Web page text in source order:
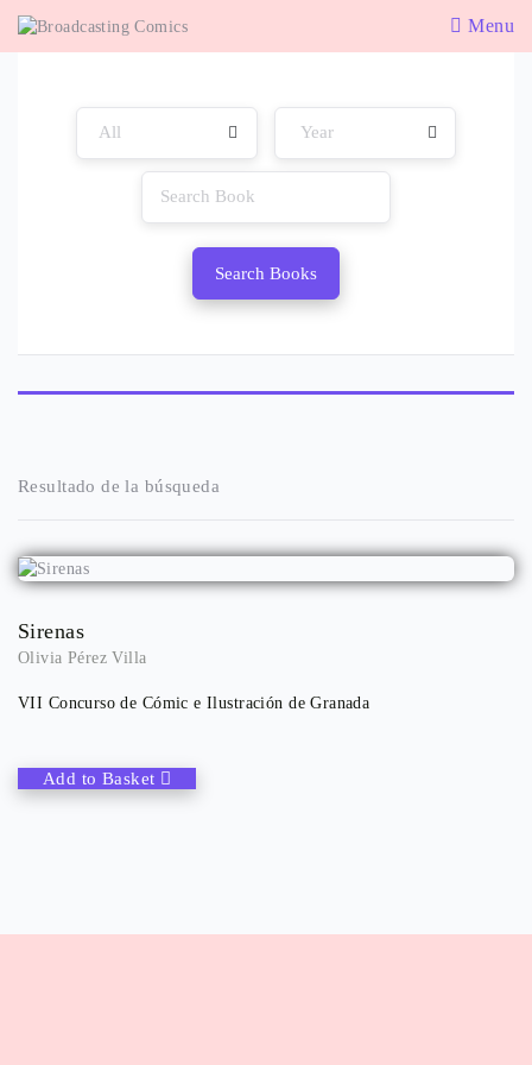
Menu
Search Books
Resultado de la búsqueda
Sirenas
Olivia Pérez Villa
VII Concurso de Cómic e Ilustración de Granada
Add to Basket